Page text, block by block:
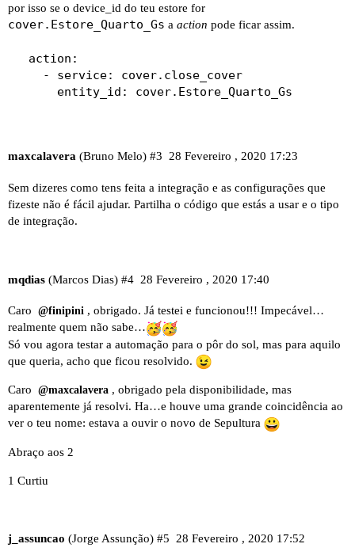
por isso se o device_id do teu estore for
cover.Estore_Quarto_Gs a action pode ficar assim.
  action:
    - service: cover.close_cover
      entity_id: cover.Estore_Quarto_Gs
maxcalavera (Bruno Melo) 28 Fevereiro , 2020 17:23
#3
Sem dizeres como tens feita a integração e as configurações que
fizeste não é fácil ajudar. Partilha o código que estás a usar e o tipo
de integração.
mqdias (Marcos Dias) 28 Fevereiro , 2020 17:40
#4
Caro @finipini , obrigado. Já testei e funcionou!!! Impecável…
realmente quem não sabe…
Só vou agora testar a automação para o pôr do sol, mas para aquilo
que queria, acho que ficou resolvido.
Caro @maxcalavera , obrigado pela disponibilidade, mas
aparentemente já resolvi. Ha…e houve uma grande coincidência ao
ver o teu nome: estava a ouvir o novo de Sepultura
Abraço aos 2
1 Curtiu
j_assuncao (Jorge Assunção) 28 Fevereiro , 2020 17:52
#5